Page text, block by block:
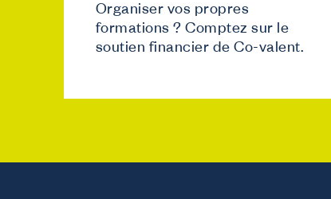
Organiser vos propres
formations ? Comptez sur le
soutien financier de Co-valent.